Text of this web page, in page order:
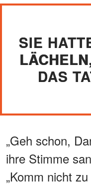
SIE
DAS
„Geh schon,
ihre Stimme
„Komm nicht